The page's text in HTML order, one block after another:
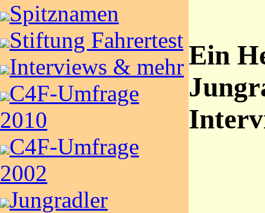
Spitznamen
Stiftung Fahrertest
Interviews & mehr
C4F-Umfrage
2010
C4F-Umfrage
2002
Jungradler
Ein